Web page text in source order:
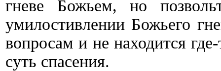
гневе Божьем, но
умилостивлении Божьего
вопросам и не находится
суть спасения.